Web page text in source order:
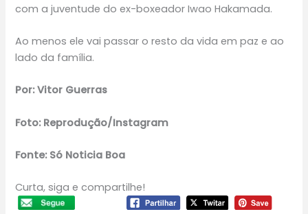
com a juventude do ex-boxeador Iwao Hakamada.
Ao menos ele vai passar o resto da vida em paz e ao
lado da família.
Por: Vitor Guerras
Foto: Reprodução/Instagram
Fonte: Só Noticia Boa
Curta, siga e compartilhe!